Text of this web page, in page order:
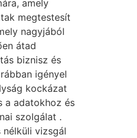
amely
megtestesít
nagyjából
átad
biznisz és
igényel
kockázat
a adatokhoz és
szolgálat .
nélküli vizsgál